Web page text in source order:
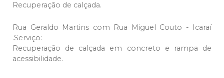
Recuperação de calçada.
Rua Geraldo Martins com Rua Miguel Couto - Icaraí
.Serviço:
Recuperação de calçada em concreto e rampa de
acessibilidade.